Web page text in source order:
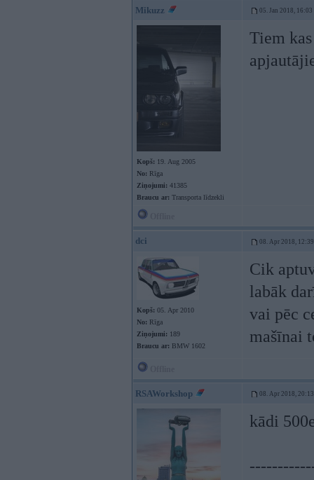
Mikuzz 05. Jan 2018, 16:03
Kopš: 19. Aug 2005
No: Rīga
Ziņojumi: 41385
Braucu ar: Transporta līdzekli
Tiem
dci 08. Apr 2018, 12:39
Kopš: 05. Apr 2010
No: Rīga
Ziņojumi: 189
Braucu ar: BMW 1602
Cik
labāk
vai pēc
mašīnai
RSAWorkshop 08. Apr 2018, 20:13
kādi